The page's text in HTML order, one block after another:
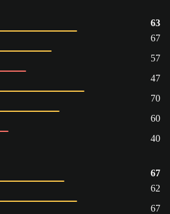
63
67
57
47
70
60
40
67
62
67